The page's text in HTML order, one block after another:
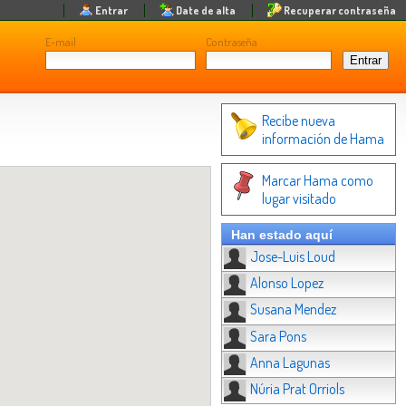
E-mail Contraseña
Entrar Date de alta Recuperar contraseña
Recibe nueva
información de Hama
Marcar Hama como
lugar visitado
Han estado aquí
Jose-Luis Loud
Alonso Lopez
Susana Mendez
Sara Pons
Anna Lagunas
Núria Prat Orriols